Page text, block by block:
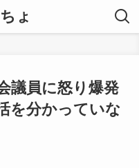
ょ
議員に怒り爆発
を分かっていな